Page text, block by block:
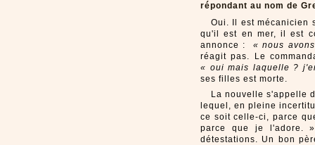
répondant au nom de
Oui. Il est mécanicien
qu'il est en mer, il est
annonce : « nous
réagit pas. Le
« oui mais laquelle ?
ses filles est morte.
La nouvelle s'appelle
lequel, en pleine
ce soit celle-ci, parce
parce que je l'adore.
détestations. Un bon